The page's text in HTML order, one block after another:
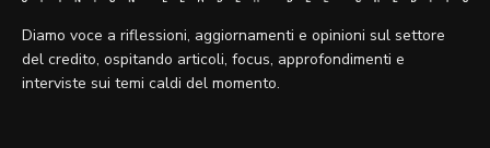
Diamo voce a riflessioni, aggiornamenti e opinioni sul settore
del credito, ospitando articoli, focus, approfondimenti e
interviste sui temi caldi del momento.